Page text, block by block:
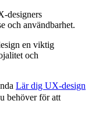
designers
och användbarhet.
en viktig
och
Lär dig UX-design
behöver för att